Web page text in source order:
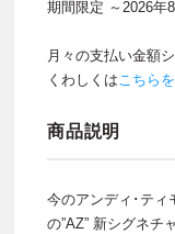
期間限定 ～2026年
月々の支払い金額
くわしくはこちら
商品説明
今のアンディ･ティ
の”AZ” 新シグネチ